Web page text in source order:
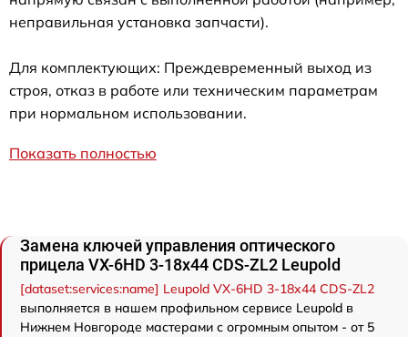
неправильная установка запчасти).
Для комплектующих: Преждевременный выход из
строя, отказ в работе или техническим параметрам
при нормальном использовании.
Показать полностью
Замена ключей управления оптического
прицела VX-6HD 3-18x44 CDS-ZL2 Leupold
[dataset:services:name] Leupold VX-6HD 3-18x44 CDS-ZL2
выполняется в нашем профильном сервисе Leupold в
Нижнем Новгороде мастерами с огромным опытом - от 5